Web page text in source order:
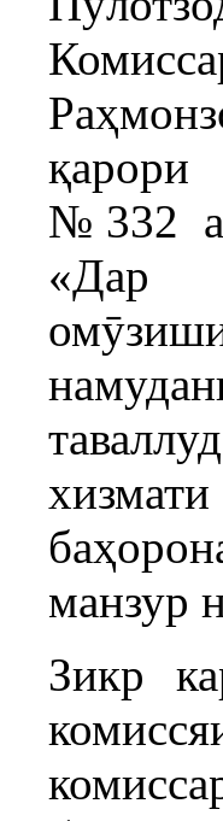
№332
«Дар
манзур
Зикр